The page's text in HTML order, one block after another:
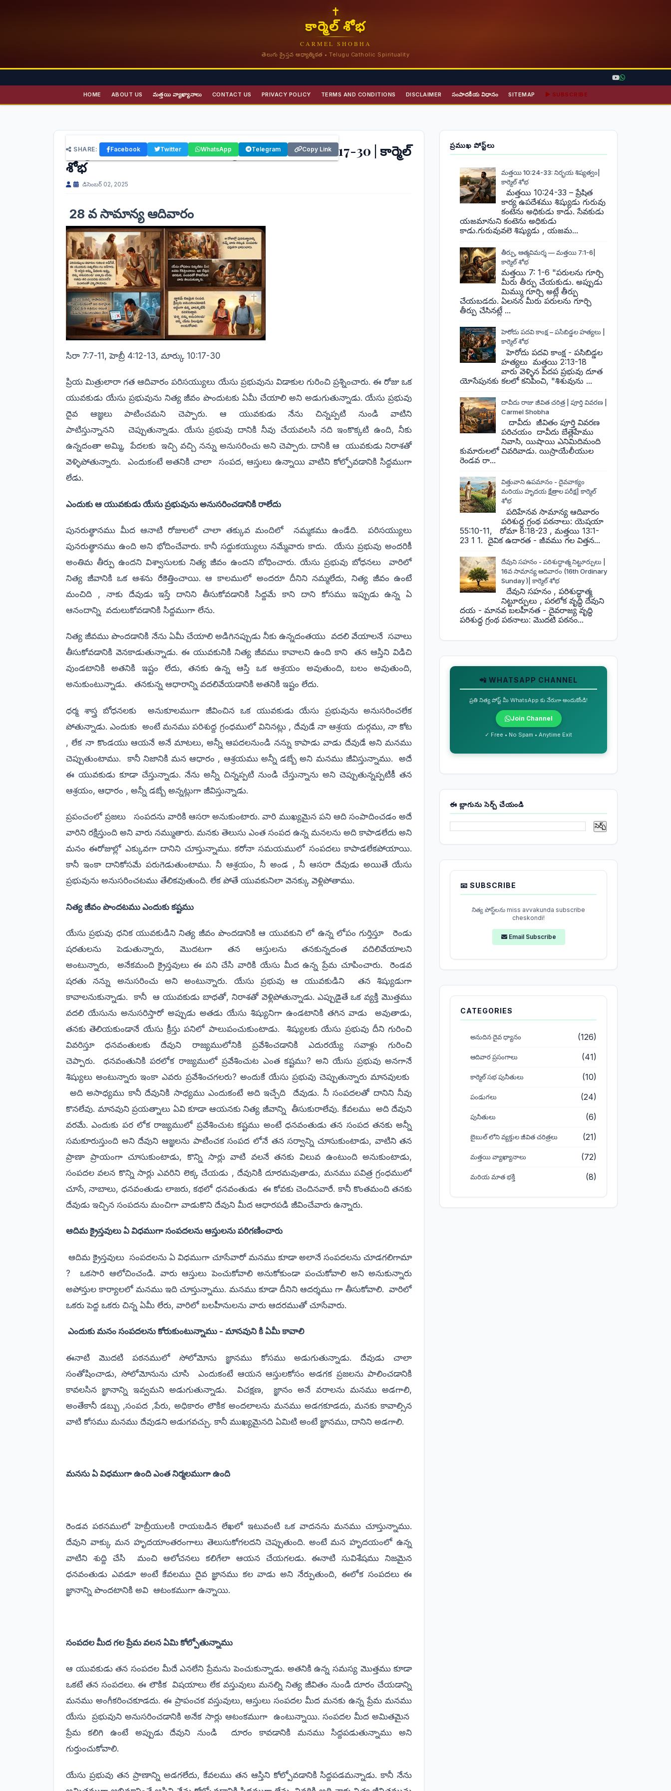
✝
కార్మెల్ శోభ
CARMEL SHOBHA
తెలుగు క్రైస్తవ ఆధ్యాత్మికత • Telugu Catholic Spirituality
HOME ABOUT US మత్తయి వ్యాఖ్యానాలు CONTACT US PRIVACY POLICY TERMS AND CONDITIONS DISCLAIMER సంపాదకీయ విధానం SITEMAP ▶ SUBSCRIBE
నిత్య జీవము - ధనిక యువకుని వృత్తాంతం: మార్కు 10:17-30 | కార్మెల్
శోభ
డిసెంబర్ 02, 2025
28 వ సామాన్య ఆదివారం
సిరా 7:7-11, హెబ్రీ 4:12-13, మార్కు 10:17-30
ప్రియ మిత్రులారా గత ఆదివారం పరిసయ్యులు యేసు ప్రభువును విడాకుల గురించి ప్రశ్నించారు. ఈ రోజు ఒక
యువకుడు యేసు ప్రభువును నిత్య జీవం పొందుటకు ఏమీ చేయాలి అని అడుగుతున్నాడు. యేసు ప్రభువు
దైవ ఆజ్ఞలు పాటించమని చెప్పారు. ఆ యువకుడు నేను చిన్నప్పటి నుండి వాటిని
పాటిస్తున్నానని
చెప్పుతున్నాడు. యేసు ప్రభువు దానికి నీవు చేయవలసి నది ఇంకొక్కటి ఉంది, నీకు
ఉన్నదంతా అమ్మి,
పేదలకు ఇచ్చి వచ్చి నన్ను అనుసరించు అని చెప్పారు. దానికి ఆ
యువకుడు నిరాశతో
వెళ్ళిపోతున్నారు. ఎందుకంటే అతనికి చాలా
సంపద, ఆస్తులు ఉన్నాయి వాటిని కోల్పోవడానికి సిద్దముగా
లేడు.
ఎందుకు ఆ యువకుడు యేసు ప్రభువును అనుసరించడానికి రాలేదు
పునరుత్థానము మీద ఆనాటి రోజులలో చాలా తక్కువ మందిలో నమ్మకము ఉండేది.
పరిసయ్యులు
పునరుత్థానము ఉంది అని భోదించేవారు. కానీ సద్దుకయ్యులు నమ్మేవారు కాదు.
యేసు ప్రభువు అందరికీ
అంతిమ తీర్పు ఉందని విశ్వాసులకు నిత్య జీవం ఉందని బోధించారు. యేసు ప్రభువు బోధనలు
వారిలో
నిత్య జీవానికి ఒక ఆశను రేకెత్తించాయి. ఆ కాలములో అందరూ దీనిని నమ్మలేదు, నిత్య జీవం ఉంటే
మంచిది , నాకు దేవుడు ఇస్తే దానిని తీసుకోవడానికి సిద్దమే కాని దాని కోసము ఇప్పుడు ఉన్న ఏ
ఆనందాన్ని వదులుకోవడానికి సిద్దముగా లేను.
నిత్య జీవము పొందడానికి నేను ఏమీ చేయాలి అడిగినప్పుడు నీకు ఉన్నదంతయు వదలి వేయాలనే సవాలు
తీసుకోవడానికి వెనకాడుతున్నాడు. ఈ యువకునికి నిత్య జీవము కావాలని ఉంది కాని
తన ఆస్తిని విడిచి
వుండటానికి అతనికి ఇష్టం లేదు, తనకు ఉన్న ఆస్తి ఒక ఆశ్రయం అవుతుంది, బలం అవుతుంది,
అనుకుంటున్నాడు.
తనకున్న ఆధారాన్ని వదలివేయడానికి అతనికి ఇష్టం లేదు.
ధర్మ శాస్త్ర బోధనలకు
అనుకూలముగా జీవించిన ఒక యువకుడు యేసు ప్రభువును అనుసరించలేక
పోతున్నాడు. ఎందుకు అంటే మనము పరిశుద్ద గ్రంధములో వినినట్లు , దేవుడే నా ఆశ్రయ దుర్గము, నా కోట
, లేక నా కొండయు ఆయనే అనే మాటలు, అన్నీ ఆపదలనుండి నన్ను కాపాడు వాడు దేవుడే అని మనము
చెప్పుతుంటాము.
కానీ నిజానికి మన ఆధారం , ఆశ్రయము అన్నీ డబ్బే అని మనము జీవిస్తున్నాము.
అదే
ఈ యువకుడు కూడా చేస్తున్నాడు. నేను అన్నీ చిన్నప్పటి నుండి చేస్తున్నాను అని చెప్పుతున్నప్పటికీ తన
ఆశ్రయం, ఆధారం , అన్నీ డబ్బే అన్నట్లుగా జీవిస్తున్నాడు.
ప్రపంచంలో ప్రజలు
సంపదను వారికి ఆసరా అనుకుంటారు. వారి ముఖ్యమైన పని ఆది సంపాదించడం అదే
వారిని రక్షిస్తుంది అని వారు నమ్ముతారు. మనకు తెలుసు ఎంత సంపద ఉన్న మనలను అది కాపాడలేదు అని
మనం ఈరోజుల్లో ఎక్కువగా దానిని చూస్తున్నాము. కరోనా సమయములో సంపదలు కాపాడలేకపోయాయి.
కానీ ఇంకా దానికోసమే పరుగెడుతుంటాము. నీ ఆశ్రయం, నీ అండ , నీ ఆసరా దేవుడు అయితే యేసు
ప్రభువును అనుసరించటము తేలికవుతుంది. లేక పోతే యువకునిలా వెనక్కు వెళ్లిపోతాము.
నిత్య జీవం పొందటము ఎందుకు కష్టము
యేసు ప్రభువు ధనిక యువకుడిని నిత్య జీవం పొందడానికి ఆ యువకుని లో ఉన్న లోపం గుర్తిస్తూ
రెండు
షరతులను పెడుతున్నారు, మొదటగా తన ఆస్తులను తనకున్నదంత వదిలివేయాలని
అంటున్నారు,
అనేకమంది క్రైస్తవులు ఈ పని చేసి వారికి యేసు మీద ఉన్న ప్రేమ చూపించారు.
రెండవ
షరతు నన్ను అనుసరించు అని అంటున్నారు. యేసు ప్రభువు ఆ యువకుడిని
తన శిష్యుడుగా
కావాలనుకున్నాడు.
కానీ
ఆ యువకుడు బాధతో, నిరాశతో వెళ్లిపోతున్నాడు. ఎప్పుడైతే ఒక వ్యక్తి మొత్తము
వదలి యేసును అనుసరిస్తారో అప్పుడు అతడు యేసు శిష్యునిగా ఉండటానికి తగిన వాడు
అవుతాడు,
తనకు తెలియకుండానే యేసు క్రీస్తు పనిలో పాలుపంచుకుంటాడు.
శిష్యులకు యేసు ప్రభువు దీని గురించి
వివరిస్తూ ధనవంతులకు దేవుని రాజ్యములోనికి ప్రవేశించడానికి ఎదురయ్యే సవాళ్లు గురించి
చెప్పారు.
ధనవంతునికి పరలోక రాజ్యములో ప్రవేశించుట ఎంత కష్టము? అని యేసు ప్రభువు అనగానే
శిష్యులు అంటున్నారు ఇంకా ఎవరు ప్రవేశించగలరు? అందుకే యేసు ప్రభువు చెప్పుతున్నారు మానవులకు
అది అసాధ్యము కానీ దేవునికి సాధ్యము ఎందుకంటే అది ఇచ్చేది
దేవుడు. నీ సంపదలతో దానిని నీవు
కొనలేవు. మానవుని ప్రయత్నాలు ఏవి కూడా ఆయనకు నిత్య జీవాన్ని తీసుకురాలేవు. కేవలము అది దేవుని
వరమే. ఎందుకు పర లోక రాజ్యములో ప్రవేశించుట కష్టము అంటే ధనవంతుడు తన సంపద తనకు అన్నీ
సమకూరుస్తుంది అని దేవుని ఆజ్ఞలను పాటించక సంపద లోనే తన సర్వాన్ని చూసుకుంటాడు, వాటిని తన
ప్రాణా ప్రాయంగా చూసుకుంటాడు, కొన్ని సార్లు వాటి వలనే తనకు విలువ ఉంటుంది అనుకుంటాడు,
సంపదల వలన కొన్ని సార్లు ఎవరిని లెక్క చేయడు , దేవునికి దూరమవుతాడు, మనము పవిత్ర గ్రంధములో
చూసే, నాబాలు, ధనవంతుడు లాజరు, కథలో ధనవంతుడు ఈ కోవకు చెందినవారే. కానీ కొంతమంది తనకు
దేవుడు ఇచ్చిన సంపదను మంచిగా వాడుకొని దేవుని మీద ఆధారపడి జీవించేవారు ఉన్నారు.
ఆదిమ క్రైస్తవులు ఏ విధముగా సంపదలను ఆస్తులను పరిగణించారు
ఆదిమ క్రైస్తవులు సంపదలను ఏ విధముగా చూసేవారో మనము కూడా అలానే సంపదలను చూడగలిగామా
?
ఒకసారి ఆలోచించండి. వారు ఆస్తులు పెంచుకోవాలి అనుకోకుండా పంచుకోవాలి అని అనుకున్నారు
అపోస్తుల కార్యాలలో మనము ఇది చూస్తున్నాము. మనము కూడా దీనిని ఆదర్శము గా తీసుకోవాలి. వారిలో
ఒకరు పెద్ద ఒకరు చిన్న ఏమీ లేరు, వారిలో బలహీనులను వారు ఆదరముతో చూసేవారు.
ఎందుకు మనం సంపదలను కోరుకుంటున్నాము - మానవుని కి ఏమీ కావాలి
ఈనాటి మొదటి పఠనములో సోలోమోను జ్ఞానము కోసము అడుగుతున్నాడు. దేవుడు చాలా
సంతోషించాడు, సోలోమోనును చూసి
ఎందుకంటే ఆయన ఆస్తులకోసం అడగక ప్రజలను పాలించడానికి
కావలసిన జ్ఞానాన్ని ఇవ్వమని అడుగుతున్నాడు.
విచక్షణ,
జ్ఞానం అనే వరాలను మనము అడగాలి,
అంతేకానీ డబ్బు ,సంపద ,పేరు, అధికారం లౌకిక అందలాలను మనము అడగకూడదు, మనకు కావాల్సిన
వాటి కోసము మనము దేవుడని అడుగవచ్చు. కానీ ముఖ్యమైనది ఏమిటి అంటే జ్ఞానము, దానిని అడగాలి.
మనసు ఏ విధముగా ఉంది ఎంత నిర్మలముగా ఉంది
రెండవ పఠనములో హెబ్రీయులకి రాయబడిన లేఖలో ఇటువంటి ఒక వాదనను మనము చూస్తున్నాము.
దేవుని వాక్కు మన హృదయాంతరంగాలు తెలుసుకోగలదని చెప్పుతుంది. అంటే మన హృదయంలో ఉన్న
వాటిని శుద్ది చేసి
మంచి ఆలోచనలు కలిగేలా ఆయన చేయగలడు.ఈనాటి సువిశేషము నిజమైన
ధనవంతుడు ఎవడూ అంటే కేవలము దైవ జ్ఞానము కల వాడు అని నేర్పుతుంది, ఈలోక సంపదలు ఈ
జ్ఞానాన్ని పొందటానికి అవి ఆటంకముగా ఉన్నాయి.
సంపదల మీద గల ప్రేమ వలన ఏమి కోల్పోతున్నాము
ఆ యువకుడు తన సంపదల మీదే ఎనలేని ప్రేమను పెంచుకున్నాడు. అతనికి ఉన్న సమస్య మొత్తము కూడా
ఒకటే తన సంపదలు. ఈ లౌకిక విషయాలు లేక వస్తువులు మనల్ని నిత్య జీవితం నుండి దూరం చేయడాన్ని
మనము అంగీకరించకూడదు. ఈ ప్రాపంచక వస్తువులు, ఆస్తులు సంపదల మీద మనకు ఉన్న ప్రేమ మనము
యేసు
ప్రభువుని అనుసరించడానికి అనేక సార్లు ఆటంకముగా ఉంటున్నాయి. సంపదల మీద అమితమైన
ప్రేమ కలిగి ఉంటే అప్పుడు దేవుని నుండి
దూరం కావడానికి మనము సిద్దపడుతున్నాము అని
గుర్తుంచుకోవాలి.
యేసు ప్రభువు తన ప్రాణాన్ని అడగలేదు, కేవలము తన ఆస్తిని కోల్పోవడానికి సిద్దపడమన్నాడు. కానీ నేను
SHARE: Facebook Twitter WhatsApp Telegram Copy Link ప్రముఖ పోస్ట్‌లు
మత్తయి 10:24-33: నిర్భయ శిష్యత్వం|
కార్మెల్ శోభ
మత్తయి 10:24-33 – ప్రేషిత
కార్య ఉపదేశము శిష్యుడు గురువు
కంటెను అధికుడు కాడు. సేవకుడు
యజమానుని కంటెను అధికుడు
కాడు.గురువువలె శిష్యుడు , యజమ...
తీర్పు, ఆత్మవిమర్శ — మత్తయి 7:1-6|
కార్మెల్ శోభ
మత్తయి 7: 1-6 "పరులను గూర్చి
మీరు తీర్పు చేయకుడు. అప్పుడు
మిమ్ము గూర్చి అట్లే తీర్పు
చేయబడదు. ఏలనన మీరు పరులను గూర్చి
తీర్పు చేసినట్లే ...
హెరోదు పదవి కాంక్ష – పసిబిడ్డల హత్యలు |
కార్మెల్ శోభ
హెరోదు పదవి కాంక్ష - పసిబిడ్డల
హత్యలు మత్తయి 2:13-18
వారు వెళ్ళిన పిదప ప్రభువు దూత
యోసేపునకు కలలో కనిపించి, "శిశువును ...
దావీదు రాజు జీవిత చరిత్ర | పూర్తి వివరణ |
Carmel Shobha
దావీదు జీవితం పూర్తి వివరణ
పరిచయం దావీదు బేత్లెహేము
నివాసి, యిషాయి ఎనిమిదిమంది
కుమారులలో చివరివాడు. యిస్రాయేలీయుల
రెండవ రా...
విత్తువాని ఉపమానం - దైవవాక్యం
మరియు హృదయ క్షేత్రాల పరీక్ష| కార్మెల్
శోభ
పదిహేనవ సామాన్య ఆదివారం
పరిశుద్ధ గ్రంథ పఠనాలు: యెషయా
55:10-11, రోమా 8:18-23 , మత్తయి 13:1-
23 1 1. దైవిక ఉదారత - జీవము గల విత్తన...
దేవుని సహనం - పరిశుద్ధాత్మ నిట్టూర్పులు |
16వ సామాన్య ఆదివారం (16th Ordinary
Sunday )| కార్మెల్ శోభ
దేవుని సహనం , పరిశుద్ధాత్మ
నిట్టూర్పులు , పరలోక వృద్ధి దేవుని
దయ - మానవ బలహీనత - దైవరాజ్య వృద్ధి
పరిశుద్ధ గ్రంథ పఠనాలు: మొదటి పఠనం...
📲 WHATSAPP CHANNEL
ప్రతి నిత్య పోస్ట్ మీ WhatsApp కు నేరుగా అందుకోండి!
Join Channel
✓ Free • No Spam • Anytime Exit
ఈ బ్లాగును సెర్చ్ చేయండి
📧 SUBSCRIBE
నిత్య పోస్ట్‌లను miss avvakunda subscribe
cheskondi!
Email Subscribe
CATEGORIES
అనుదిన దైవ ధ్యానం (126)
ఆదివార ప్రసంగాలు (41)
కార్మెల్ సభ పునీతులు (10)
పండుగలు (24)
పునీతులు (6)
బైబుల్ లోని వ్యక్తుల జీవిత చరిత్రలు (21)
మత్తయి వ్యాఖ్యానాలు (72)
మరియ మాత భక్తి (8)